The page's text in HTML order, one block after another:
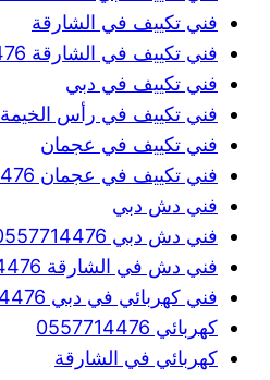
فني تكييف في الشارقة
فني تكييف في الشارقة 0557714476
فني تكييف في دبي
فني تكييف في رأس الخيمة 0557714476
فني تكييف في عجمان
فني تكييف في عجمان 0557714476
فني دش دبي
فني دش دبي 0557714476
فني دش في الشارقة 0557714476
فني كهربائي في دبي 0557714476
كهربائي 0557714476
كهربائي في الشارقة